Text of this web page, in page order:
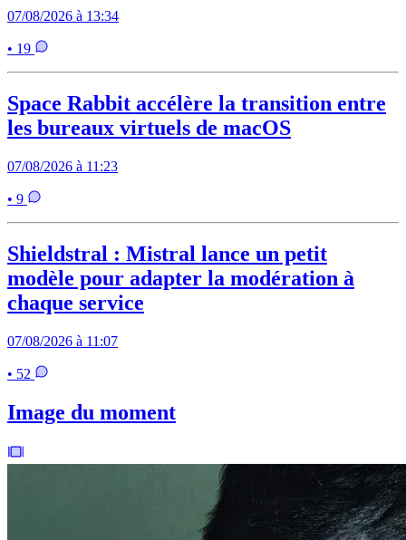
07/08/2026 à 13:34
• 19
Space Rabbit accélère la transition entre
les bureaux virtuels de macOS
07/08/2026 à 11:23
• 9
Shieldstral : Mistral lance un petit
modèle pour adapter la modération à
chaque service
07/08/2026 à 11:07
• 52
Image du moment